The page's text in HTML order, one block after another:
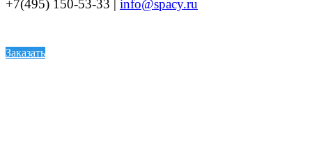
+7(495) 150-53-33 | info@spacy.ru
Заказать